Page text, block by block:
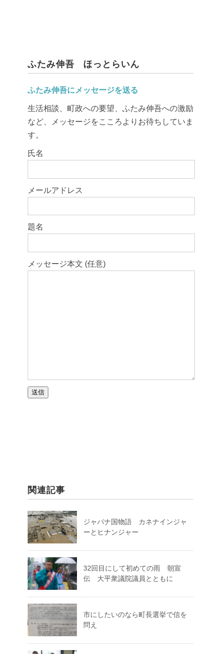
ふたみ伸吾 ほっとらいん
ふたみ伸吾にメッセージを送る
生活相談、町政への要望、ふたみ伸吾への激励
など、メッセージをこころよりお待ちしていま
す。
このフィールドは空のままにしてください。
氏名
メールアドレス
題名
メッセージ本文 (任意)
関連記事
ジャパナ国物語 カネナインジャ
ーとヒナンジャー
32回目にして初めての雨 朝宣
伝 大平衆議院議員とともに
市にしたいのなら町長選挙で信を
問え